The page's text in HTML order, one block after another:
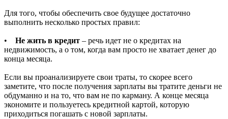
Для того, чтобы обеспечить свое будущее достаточно
выполнить несколько простых правил:
• Не жить в кредит – речь идет не о кредитах на
недвижимость, а о том, когда вам просто не хватает денег до
конца месяца.
Если вы проанализируете свои траты, то скорее всего
заметите, что после получения зарплаты вы тратите деньги не
обдуманно и на то, что вам не по карману. А конце месяца
экономите и пользуетесь кредитной картой, которую
приходиться погашать с новой зарплаты.